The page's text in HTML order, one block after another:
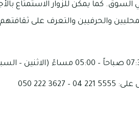
كما يمكن للزوار الاستمتاع
والحرفيين والتعرف على
222 050